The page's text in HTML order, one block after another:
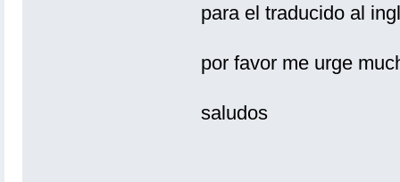
para el traducido al
por favor me urge
saludos